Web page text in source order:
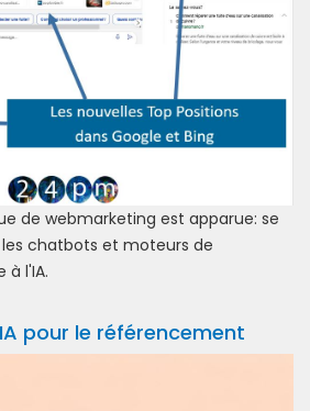
de webmarketing est apparue: se
chatbots et moteurs de
à l'IA.
pour le référencement